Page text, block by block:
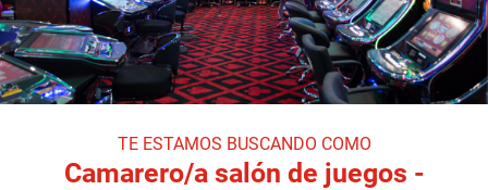
TE ESTAMOS BUSCANDO COMO
Camarero/a salón de juegos -